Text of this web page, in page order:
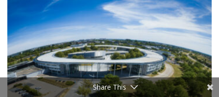
Share This